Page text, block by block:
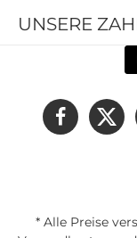
UNSERE
* Alle Preise